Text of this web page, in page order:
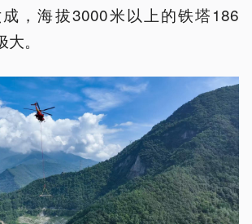
，海拔3000米以上的铁塔186
。